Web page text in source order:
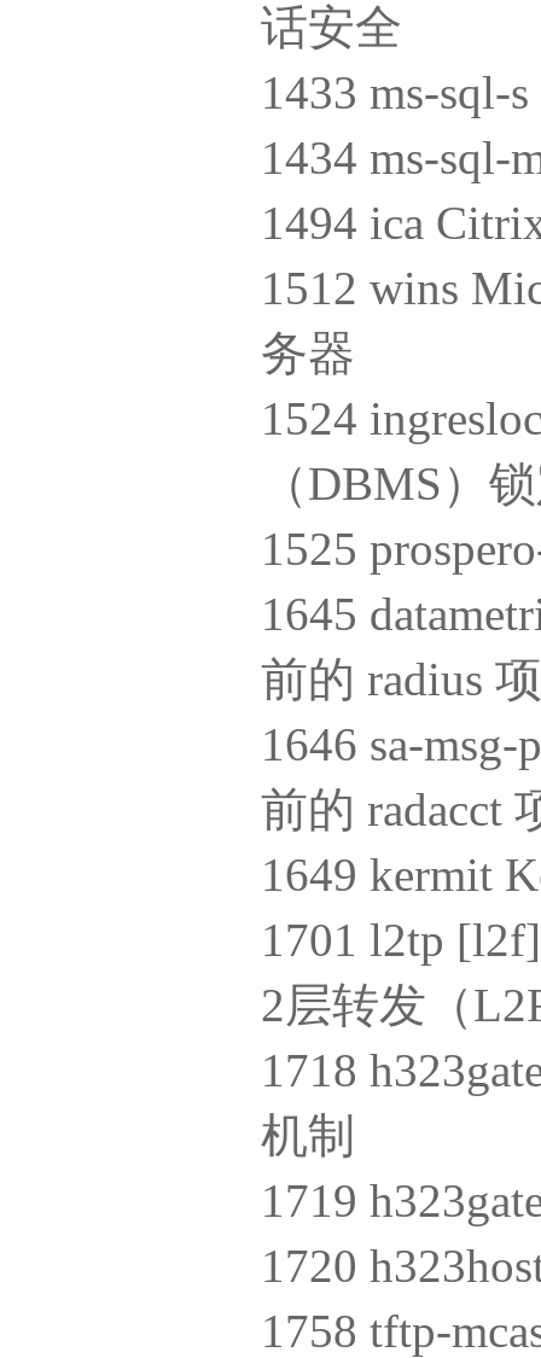
话安全
1433 ms-sql-
1434 ms-
1494 ica
1512 wins
务器
1524
（DBMS）
1525
1645
前的 radius
1646 sa-
前的 radacct
1649 kermit
1701 l2tp
2层转发（
1718
机制
1719
1720
1758 tftp-